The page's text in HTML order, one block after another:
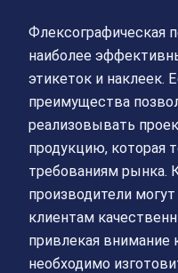
Флексографическая
наиболее
этикеток и наклеек.
преимущества
реализовывать
продукцию, которая
требованиям рынка.
производители
клиентам
привлекая
необходимо